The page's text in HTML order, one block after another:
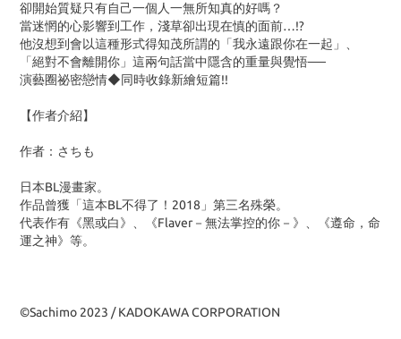
卻開始質疑只有自己一個人一無所知真的好嗎？
當迷惘的心影響到工作，淺草卻出現在慎的面前…!?
他沒想到會以這種形式得知茂所謂的「我永遠跟你在一起」、
「絕對不會離開你」這兩句話當中隱含的重量與覺悟──
演藝圈祕密戀情◆同時收錄新繪短篇!!
【作者介紹】
作者：さちも
日本BL漫畫家。
作品曾獲「這本BL不得了！2018」第三名殊榮。
代表作有《黑或白》、《Flaver－無法掌控的你－》、《遵命，命
運之神》等。
©Sachimo 2023 / KADOKAWA CORPORATION